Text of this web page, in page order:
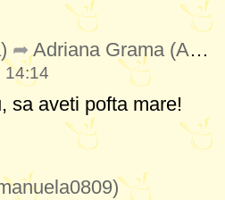
Adriana Grama (AdrianaGrama104)
14:14
sa aveti pofta mare!